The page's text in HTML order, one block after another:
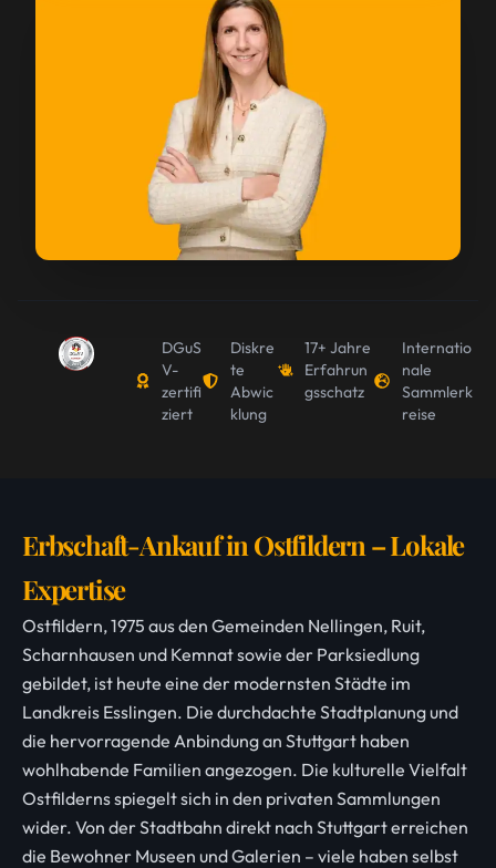
DGuS
V-
zertifi
ziert
Diskre
te
Abwic
klung
17+ Jahre
Erfahrun
gsschatz
Internatio
nale
Sammlerk
reise
Erbschaft-Ankauf in Ostfildern – Lokale
Expertise
Ostfildern, 1975 aus den Gemeinden Nellingen, Ruit,
Scharnhausen und Kemnat sowie der Parksiedlung
gebildet, ist heute eine der modernsten Städte im
Landkreis Esslingen. Die durchdachte Stadtplanung und
die hervorragende Anbindung an Stuttgart haben
wohlhabende Familien angezogen. Die kulturelle Vielfalt
Ostfilderns spiegelt sich in den privaten Sammlungen
wider. Von der Stadtbahn direkt nach Stuttgart erreichen
die Bewohner Museen und Galerien – viele haben selbst